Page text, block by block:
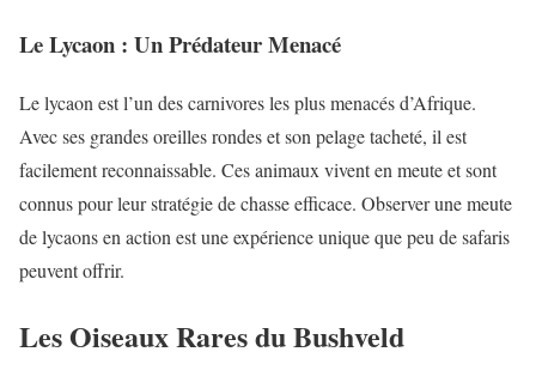
Le Lycaon : Un Prédateur Menacé
Le lycaon est l’un des carnivores les plus menacés d’Afrique.
Avec ses grandes oreilles rondes et son pelage tacheté, il est
facilement reconnaissable. Ces animaux vivent en meute et sont
connus pour leur stratégie de chasse efficace. Observer une meute
de lycaons en action est une expérience unique que peu de safaris
peuvent offrir.
Les Oiseaux Rares du Bushveld